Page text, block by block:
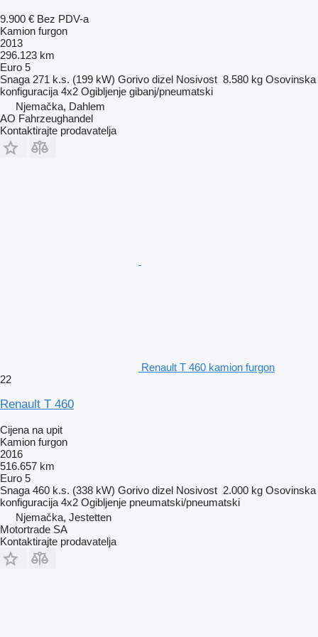
9.900 € Bez PDV-a
Kamion furgon
2013
296.123 km
Euro 5
Snaga 271 k.s. (199 kW) Gorivo dizel Nosivost 8.580 kg Osovinska
konfiguracija 4x2 Ogibljenje gibanj/pneumatski
Njemačka, Dahlem
AO Fahrzeughandel
Kontaktirajte prodavatelja
Renault T 460 kamion furgon
22
Renault T 460
Cijena na upit
Kamion furgon
2016
516.657 km
Euro 5
Snaga 460 k.s. (338 kW) Gorivo dizel Nosivost 2.000 kg Osovinska
konfiguracija 4x2 Ogibljenje pneumatski/pneumatski
Njemačka, Jestetten
Motortrade SA
Kontaktirajte prodavatelja